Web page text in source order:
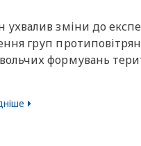
ухвалив зміни до
груп
формувань